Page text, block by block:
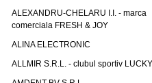
ALEXANDRU-CHELARU I.I. - marca
comerciala FRESH & JOY
ALINA ELECTRONIC
ALLMIR S.R.L. - clubul sportiv